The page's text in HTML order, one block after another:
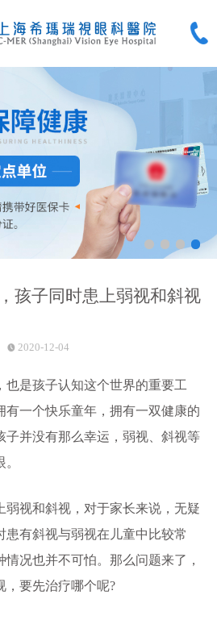
孩子同时患上弱视和斜视
2020-12-04
是孩子认知这个世界的重要工
有一个快乐童年，拥有一双健康的
子并没有那么幸运，弱视、斜视等
视和斜视，对于家长来说，无疑
患有斜视与弱视在儿童中比较常
情况也并不可怕。那么问题来了，
，要先治疗哪个呢?